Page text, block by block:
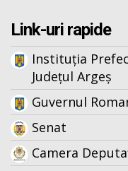
Link-uri rapide
Instituția
Județul Argeș
Guvernul
Senat
Camera